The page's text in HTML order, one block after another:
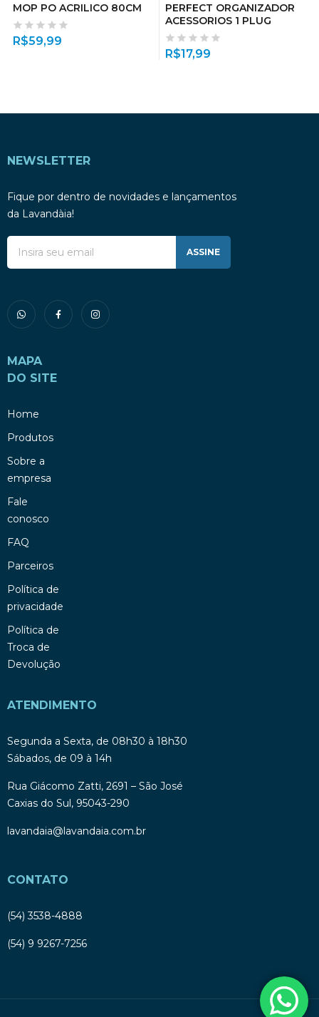
MOP PO ACRILICO 80CM
R$59,99
PERFECT ORGANIZADOR
ACESSORIOS 1 PLUG
R$17,99
NEWSLETTER
Fique por dentro de novidades e lançamentos
da Lavandàia!
ASSINE
MAPA
DO SITE
Home
Produtos
Sobre a
empresa
Fale
conosco
FAQ
Parceiros
Política de
privacidade
Política de
Troca de
Devolução
ATENDIMENTO
Segunda a Sexta, de 08h30 à 18h30
Sábados, de 09 à 14h
Rua Giácomo Zatti, 2691 – São José
Caxias do Sul, 95043-290
lavandaia@lavandaia.com.br
CONTATO
(54) 3538-4888
(54) 9 9267-7256